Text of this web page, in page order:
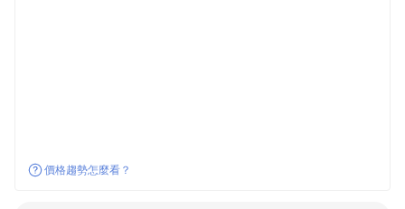
價格趨勢怎麼看？